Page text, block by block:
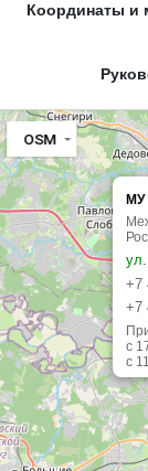
Координаты и
МУ
+7
+7
с
с
OSM